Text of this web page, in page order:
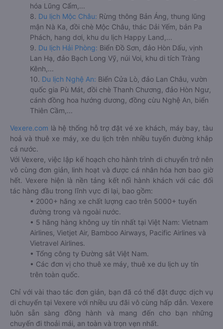
hóa Lũng Cẩm,...
8. Du lịch Mộc Châu: Rừng thông Bản Áng, thung lũng
mận Nà Ka, đồi chè Mộc Châu, thác Dải Yếm, bản Pa
Phách, hang dơi, khu du lịch Happy Land,...
9. Du lịch Hải Phòng: Biển Đồ Sơn, đảo Hòn Dấu, vịnh
Lan Hạ, đảo Bạch Long Vỹ, núi Voi, khu di tích Tràng
Kênh,...
10. Du lịch Nghệ An: Biển Cửa Lò, đảo Lan Châu, vườn
quốc gia Pù Mát, đồi chè Thanh Chương, đảo Hòn Ngư,
cánh đồng hoa hướng dương, đồng cừu Nghệ An, biển
Thiên Cầm,...
Vexere.com là hệ thống hỗ trợ đặt vé xe khách, máy bay, tàu
hoả và thuê xe máy, xe du lịch trên nhiều tuyến đường khắp
cả nước.
Với Vexere, việc lập kế hoạch cho hành trình di chuyển trở nên
vô cùng đơn giản, linh hoạt và được cá nhân hóa hơn bao giờ
hết. Vexere hiện là nền tảng kết nối hành khách với các đối
tác hàng đầu trong lĩnh vực đi lại, bao gồm:
• 2000+ hãng xe chất lượng cao trên 5000+ tuyến
đường trong và ngoài nước.
• 5 hãng hàng không uy tín nhất tại Việt Nam: Vietnam
Airlines, Vietjet Air, Bamboo Airways, Pacific Airlines và
Vietravel Airlines.
• Tổng công ty Đường sắt Việt Nam.
• Các đơn vị cho thuê xe máy, thuê xe du lịch uy tín
trên toàn quốc.
Chỉ với vài thao tác đơn giản, bạn đã có thể đặt được dịch vụ
di chuyển tại Vexere với nhiều ưu đãi vô cùng hấp dẫn. Vexere
luôn sẵn sàng đồng hành và mang đến cho bạn những
chuyến đi thoải mái, an toàn và trọn vẹn nhất.